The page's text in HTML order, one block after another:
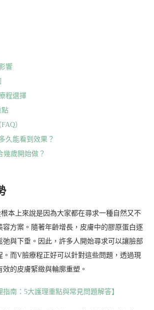
響
程選擇
點
）
久能看到效果？
幾歲開始做？
本上來說是因為大家都在尋求一種自然又不
容方案。隨著年齡增長，皮膚中的膠原蛋白逐
弛與下垂。因此，許多人開始尋求可以讓臉部
。而V臉療程正好可以針對這些問題，透過現
的皮膚緊緻與輪廓重塑。
指南：5大護理重點與常見問題解答】